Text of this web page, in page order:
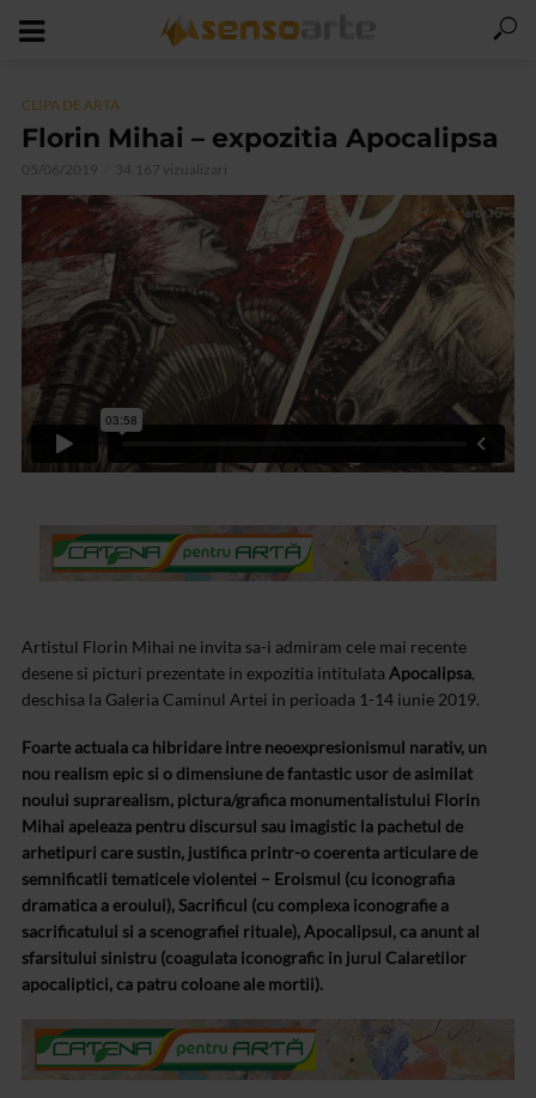
CLIPA DE ARTA
Florin Mihai – expozitia Apocalipsa
05/06/2019 34.167 vizualizari
Artistul Florin Mihai ne invita sa-i admiram cele mai recente
desene si picturi prezentate in expozitia intitulata Apocalipsa,
deschisa la Galeria Caminul Artei in perioada 1-14 iunie 2019.
Foarte actuala ca hibridare intre neoexpresionismul narativ, un
nou realism epic si o dimensiune de fantastic usor de asimilat
noului suprarealism, pictura/grafica monumentalistului Florin
Mihai apeleaza pentru discursul sau imagistic la pachetul de
arhetipuri care sustin, justifica printr-o coerenta articulare de
semnificatii tematicele violentei – Eroismul (cu iconografia
dramatica a eroului), Sacrificul (cu complexa iconografie a
sacrificatului si a scenografiei rituale), Apocalipsul, ca anunt al
sfarsitului sinistru (coagulata iconografic in jurul Calaretilor
apocaliptici, ca patru coloane ale mortii).